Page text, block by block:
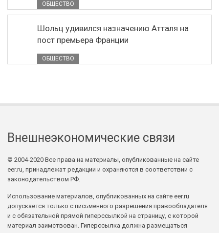
ОБЩЕСТВО
Шольц удивился назначению Атталя на
пост премьера Франции
ОБЩЕСТВО
Внешнеэкономические связи
© 2004-2020 Все права на материалы, опубликованные на сайте
eer.ru, принадлежат редакции и охраняются в соответствии с
законодательством РФ.
Использование материалов, опубликованных на сайте eer.ru
допускается только с письменного разрешения правообладателя
и с обязательной прямой гиперссылкой на страницу, с которой
материал заимствован. Гиперссылка должна размещаться